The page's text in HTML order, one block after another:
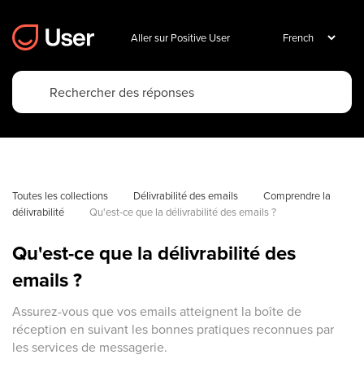
Aller sur Positive User
Toutes les collections Délivrabilité des emails
Comprendre la
délivrabilité
Qu'est-ce que la délivrabilité des emails ?
Qu'est-ce que la délivrabilité des
emails ?
Assurez-vous que vos emails atteignent la boîte de
réception en suivant les bonnes pratiques reconnues par
les services de messagerie.